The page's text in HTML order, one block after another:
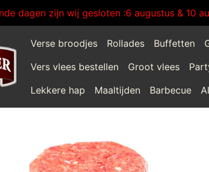
dagen zijn wij gesloten :6 augustus & 10
Verse broodjes Rollades Buffetten
Vers vlees bestellen
Groot vlees
Lekkere hap
Maaltijden Barbecue